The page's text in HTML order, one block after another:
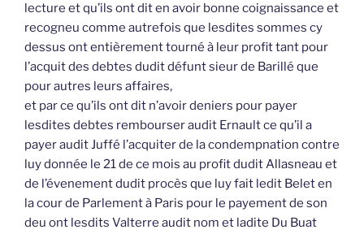
lecture et qu’ils ont dit en avoir bonne coignaissance et
recogneu comme autrefois que lesdites sommes cy
dessus ont entièrement tourné à leur profit tant pour
l’acquit des debtes dudit défunt sieur de Barillé que
pour autres leurs affaires,
et par ce qu’ils ont dit n’avoir deniers pour payer
lesdites debtes rembourser audit Ernault ce qu’il a
payer audit Juffé l’acquiter de la condempnation contre
luy donnée le 21 de ce mois au profit dudit Allasneau et
de l’évenement dudit procès que luy fait ledit Belet en
la cour de Parlement à Paris pour le payement de son
deu ont lesdits Valterre audit nom et ladite Du Buat